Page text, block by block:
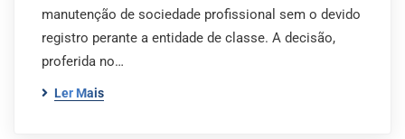
manutenção de sociedade profissional sem o devido
registro perante a entidade de classe. A decisão,
proferida no…
Ler Mais